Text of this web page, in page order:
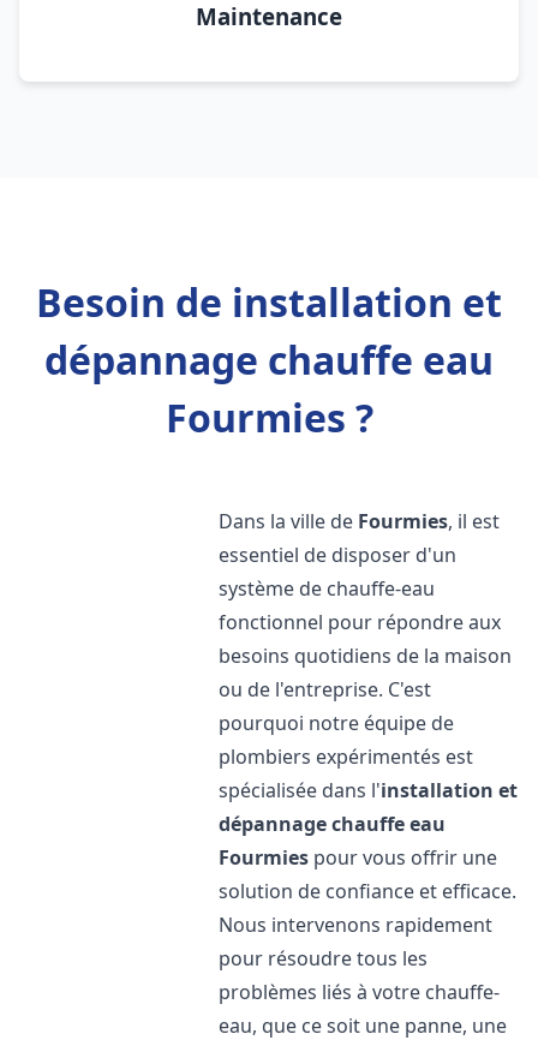
Maintenance
Besoin de installation et
dépannage chauffe eau
Fourmies ?
Dans la ville de Fourmies, il est
essentiel de disposer d'un
système de chauffe-eau
fonctionnel pour répondre aux
besoins quotidiens de la maison
ou de l'entreprise. C'est
pourquoi notre équipe de
plombiers expérimentés est
spécialisée dans l'installation et
dépannage chauffe eau
Fourmies pour vous offrir une
solution de confiance et efficace.
Nous intervenons rapidement
pour résoudre tous les
problèmes liés à votre chauffe-
eau, que ce soit une panne, une